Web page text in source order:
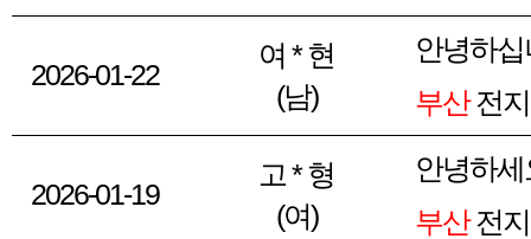
2026-01-22
여 * 현
(남)
안녕하
부산전
2026-01-19
고 * 형
(여)
안녕하세
부산전